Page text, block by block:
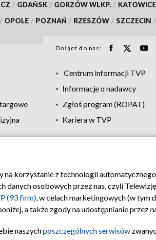
/ GDAŃSK / GORZÓW WLKP. / KATOWICE
/ OPOLE / POZNAŃ / RZESZÓW / SZCZECIN /
Dołącz do nas:
Centrum informacji TVP
Informacje o nadawcy
Zgłoś program (ROPAT)
Kariera w TVP
prywatności Moje zgody
korzystanie z technologii
osobowych przez nas, czyli
(93 firm), w celach marketingowych (w tym
a także zgody na udostępnianie przez
naszychposzczególnych serwisów